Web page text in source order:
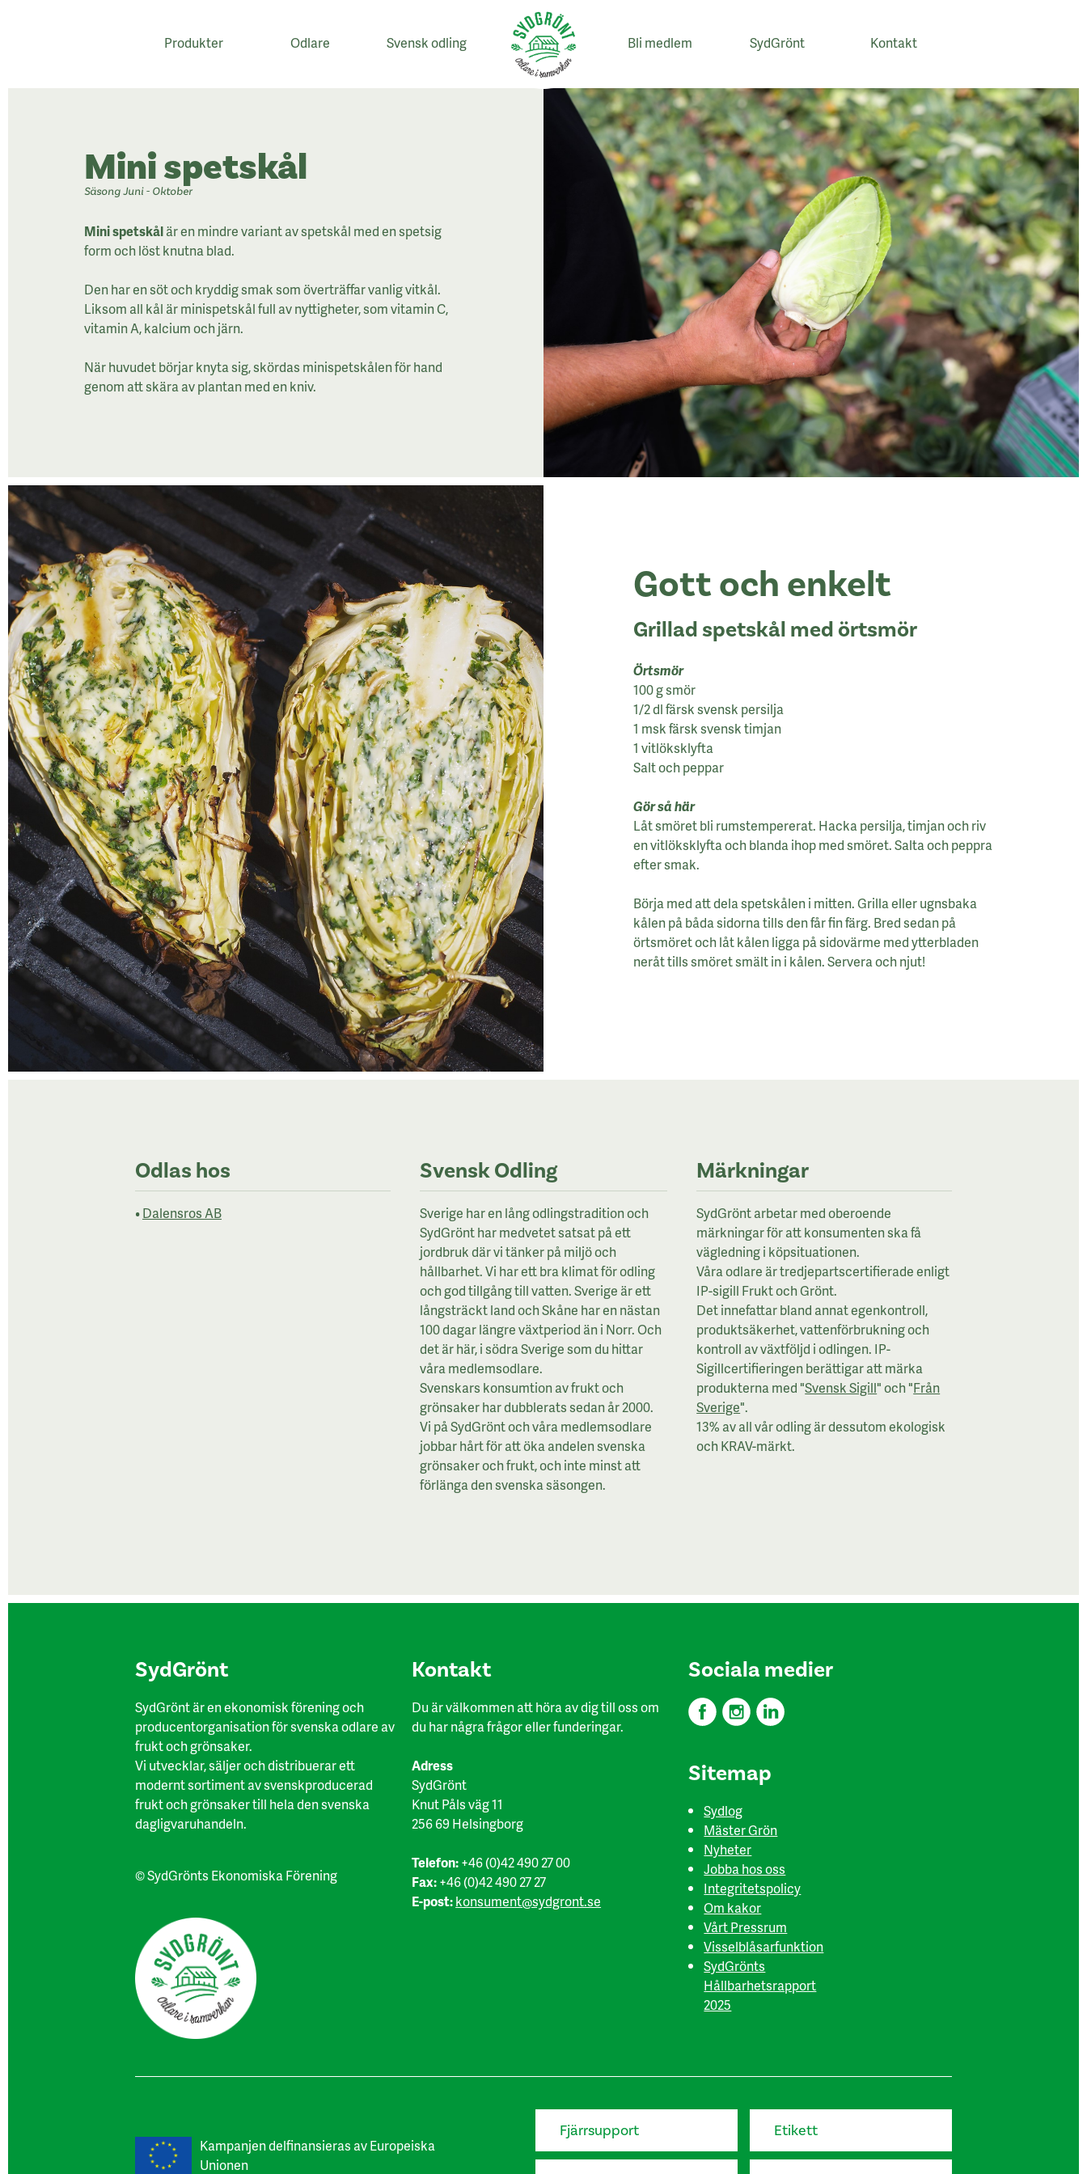
Produkter Odlare Svensk odling Bli medlem SydGrönt
Kontakt
Mini spetskål
Säsong Juni - Oktober
Mini spetskålär en mindre variant av spetskål med en spetsig
form och löst knutna blad.
Den har en söt och kryddig smak som överträffar vanlig vitkål.
Liksom all kål är minispetskål full av nyttigheter, som vitamin C,
vitamin A, kalcium och järn.
När huvudet börjar knyta sig, skördas minispetskålen för hand
genom att skära av plantan med en kniv.
Gott och enkelt
Grillad spetskål med örtsmör
Örtsmör
100 g smör
1/2 dl färsk svensk persilja
1 msk färsk svensk timjan
1 vitlöksklyfta
Salt och peppar
Gör så här
Låt smöret bli rumstempererat. Hacka persilja, timjan och riv
en vitlöksklyfta och blanda ihop med smöret. Salta och peppra
efter smak.
Börja med att dela spetskålen i mitten. Grilla eller ugnsbaka
kålen på båda sidorna tills den får fin färg. Bred sedan på
örtsmöret och låt kålen ligga på sidovärme med ytterbladen
neråt tills smöret smält in i kålen. Servera och njut!
Odlas hos
•Dalensros AB
Svensk Odling
Sverige har en lång odlingstradition och
SydGrönt har medvetet satsat på ett
jordbruk där vi tänker på miljö och
hållbarhet. Vi har ett bra klimat för odling
och god tillgång till vatten. Sverige är ett
långsträckt land och Skåne har en nästan
100 dagar längre växtperiod än i Norr. Och
det är här, i södra Sverige som du hittar
våra medlemsodlare.
Svenskars konsumtion av frukt och
grönsaker har dubblerats sedan år 2000.
Vi på SydGrönt och våra medlemsodlare
jobbar hårt för att öka andelen svenska
grönsaker och frukt, och inte minst att
förlänga den svenska säsongen.
Märkningar
SydGrönt arbetar med oberoende
märkningar för att konsumenten ska få
vägledning i köpsituationen.
Våra odlare är tredjepartscertifierade enligt
IP-sigill Frukt och Grönt.
Det innefattar bland annat egenkontroll,
produktsäkerhet, vattenförbrukning och
kontroll av växtföljd i odlingen. IP-
Sigillcertifieringen berättigar att märka
produkterna med "Svensk Sigill" och "Från
Sverige".
13% av all vår odling är dessutom ekologisk
och KRAV-märkt.
SydGrönt
SydGrönt är en ekonomisk förening och
producentorganisation för svenska odlare av
frukt och grönsaker.
Vi utvecklar, säljer och distribuerar ett
modernt sortiment av svenskproducerad
frukt och grönsaker till hela den svenska
dagligvaruhandeln.
© SydGrönts Ekonomiska Förening
Kon​takt
Du är välkommen att höra av dig till oss om
du har några frågor eller funderingar.
Adress
SydGrönt
Knut Påls väg 11
256 69 Helsingborg
Telefon:+46 (0)42 490 27 00
Fax:+46 (0)42 490 27 27
E-post:konsument@sydgront.se
Sociala medier
Sitemap
Sydlog
Mäster Grön
Nyheter
Jobba hos oss
Integritetspolicy
Om kakor
Vårt Pressrum
Visselblåsarfunktion
SydGrönts
Hållbarhetsrapport
2025
Kampanjen delfinansieras av Europeiska
Unionen
Fjärrsupport Etikett